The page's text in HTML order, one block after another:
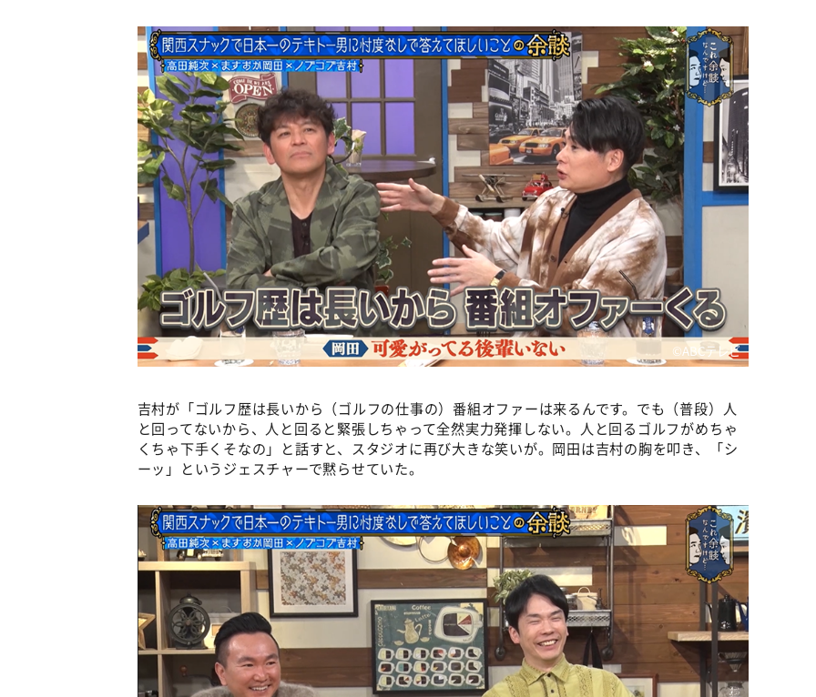
©️ABCテレビ
吉村が「ゴルフ歴は長いから（ゴルフの仕事の）番組オファーは来るんです。でも（普段）人
と回ってないから、人と回ると緊張しちゃって全然実力発揮しない。人と回るゴルフがめちゃ
くちゃ下手くそなの」と話すと、スタジオに再び大きな笑いが。岡田は吉村の胸を叩き、「シ
ーッ」というジェスチャーで黙らせていた。